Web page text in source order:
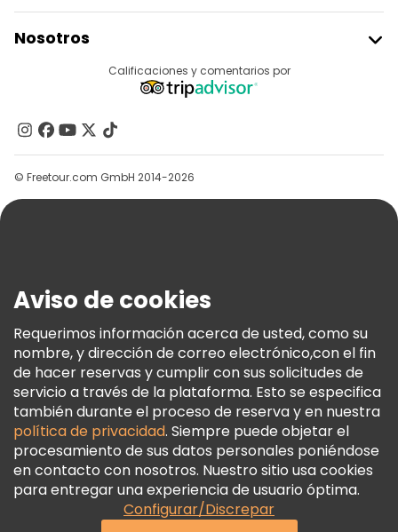
Acceder Como Proveedor
Programa De Afiliados
Nosotros
Contacto
Grupos
Ayuda
Términos E Información Legal
Política De Cookies
Freetour Premios
Programa De Fidelidad
Calificaciones y comentarios por
© Freetour.com GmbH 2014-2026
Aviso de cookies
Requerimos información acerca de usted, como su
nombre, y dirección de correo electrónico,con el fin
de hacer reservas y cumplir con sus solicitudes de
servicio a través de la plataforma. Esto se especifica
también durante el proceso de reserva y en nuestra
política de privacidad. Siempre puede objetar el
procesamiento de sus datos personales poniéndose
en contacto con nosotros. Nuestro sitio usa cookies
para entregar una experiencia de usuario óptima.
Configurar/Discrepar